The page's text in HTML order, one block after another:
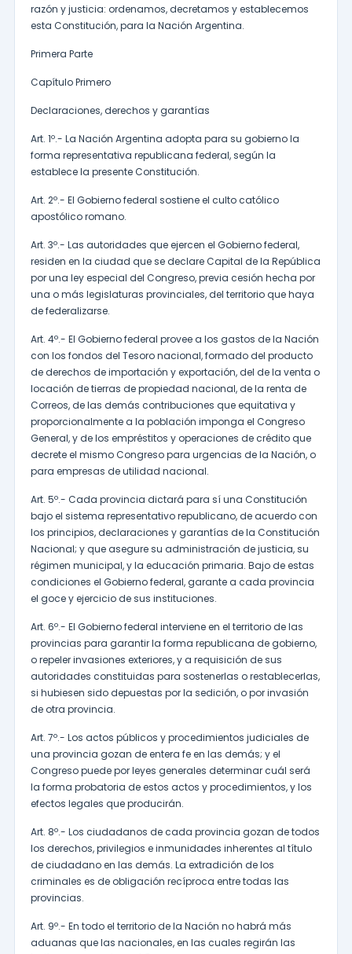
razón y justicia: ordenamos, decretamos y establecemos
esta Constitución, para la Nación Argentina.
Primera Parte
Capítulo Primero
Declaraciones, derechos y garantías
Art. 1º.- La Nación Argentina adopta para su gobierno la
forma representativa republicana federal, según la
establece la presente Constitución.
Art. 2º.- El Gobierno federal sostiene el culto católico
apostólico romano.
Art. 3º.- Las autoridades que ejercen el Gobierno federal,
residen en la ciudad que se declare Capital de la República
por una ley especial del Congreso, previa cesión hecha por
una o más legislaturas provinciales, del territorio que haya
de federalizarse.
Art. 4º.- El Gobierno federal provee a los gastos de la Nación
con los fondos del Tesoro nacional, formado del producto
de derechos de importación y exportación, del de la venta o
locación de tierras de propiedad nacional, de la renta de
Correos, de las demás contribuciones que equitativa y
proporcionalmente a la población imponga el Congreso
General, y de los empréstitos y operaciones de crédito que
decrete el mismo Congreso para urgencias de la Nación, o
para empresas de utilidad nacional.
Art. 5º.- Cada provincia dictará para sí una Constitución
bajo el sistema representativo republicano, de acuerdo con
los principios, declaraciones y garantías de la Constitución
Nacional; y que asegure su administración de justicia, su
régimen municipal, y la educación primaria. Bajo de estas
condiciones el Gobierno federal, garante a cada provincia
el goce y ejercicio de sus instituciones.
Art. 6º.- El Gobierno federal interviene en el territorio de las
provincias para garantir la forma republicana de gobierno,
o repeler invasiones exteriores, y a requisición de sus
autoridades constituidas para sostenerlas o restablecerlas,
si hubiesen sido depuestas por la sedición, o por invasión
de otra provincia.
Art. 7º.- Los actos públicos y procedimientos judiciales de
una provincia gozan de entera fe en las demás; y el
Congreso puede por leyes generales determinar cuál será
la forma probatoria de estos actos y procedimientos, y los
efectos legales que producirán.
Art. 8º.- Los ciudadanos de cada provincia gozan de todos
los derechos, privilegios e inmunidades inherentes al título
de ciudadano en las demás. La extradición de los
criminales es de obligación recíproca entre todas las
provincias.
Art. 9º.- En todo el territorio de la Nación no habrá más
aduanas que las nacionales, en las cuales regirán las